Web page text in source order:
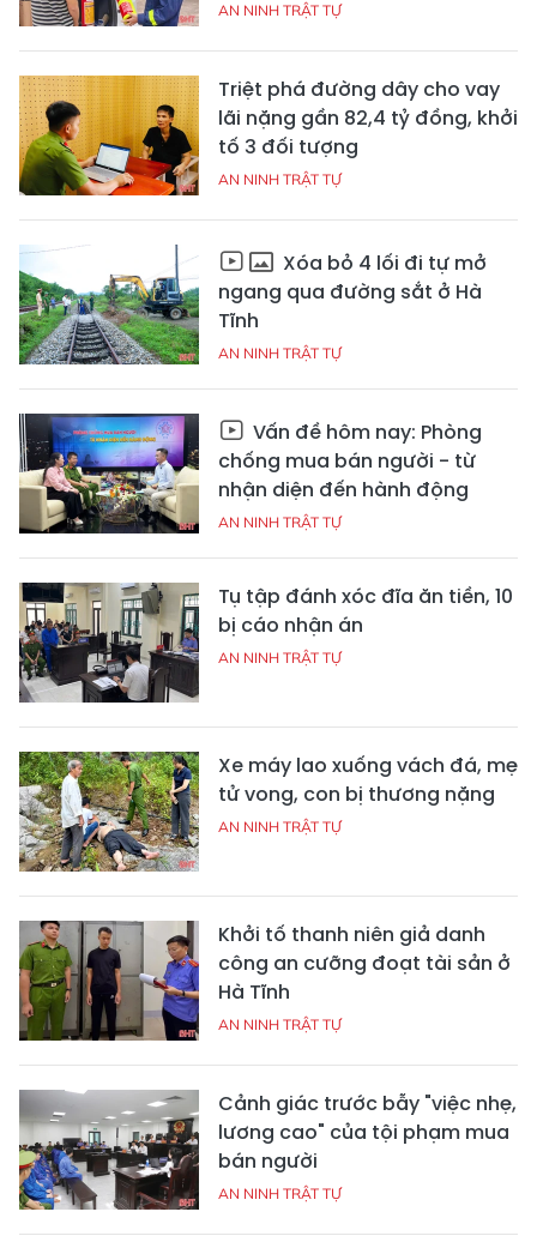
AN NINH TRẬT TỰ
Triệt phá đường dây cho vay
lãi nặng gần 82,4 tỷ đồng, khởi
tố 3 đối tượng
AN NINH TRẬT TỰ
Xóa bỏ 4 lối đi tự mở
ngang qua đường sắt ở Hà
Tĩnh
AN NINH TRẬT TỰ
Vấn đề hôm nay: Phòng
chống mua bán người - từ
nhận diện đến hành động
AN NINH TRẬT TỰ
Tụ tập đánh xóc đĩa ăn tiền, 10
bị cáo nhận án
AN NINH TRẬT TỰ
Xe máy lao xuống vách đá, mẹ
tử vong, con bị thương nặng
AN NINH TRẬT TỰ
Khởi tố thanh niên giả danh
công an cưỡng đoạt tài sản ở
Hà Tĩnh
AN NINH TRẬT TỰ
Cảnh giác trước bẫy "việc nhẹ,
lương cao" của tội phạm mua
bán người
AN NINH TRẬT TỰ